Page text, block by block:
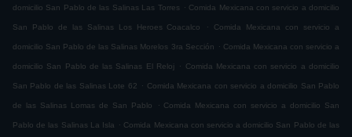
domicilio San Pablo de las Salinas Las Torres . Comida Mexicana con servicio a domicilio
San Pablo de las Salinas Los Heroes Coacalco . Comida Mexicana con servicio a
domicilio San Pablo de las Salinas Morelos 3ra Sección . Comida Mexicana con servicio a
domicilio San Pablo de las Salinas El Reloj . Comida Mexicana con servicio a domicilio
San Pablo de las Salinas Lote 62 . Comida Mexicana con servicio a domicilio San Pablo
de las Salinas Lomas de San Pablo . Comida Mexicana con servicio a domicilio San
Pablo de las Salinas La Isla . Comida Mexicana con servicio a domicilio San Pablo de las